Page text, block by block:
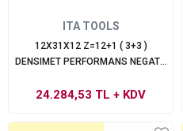
ITA TOOLS
12X31X12 Z=12+1 ( 3+3 )
DENSIMET PERFORMANS NEGATİF
24.284,53 TL + KDV